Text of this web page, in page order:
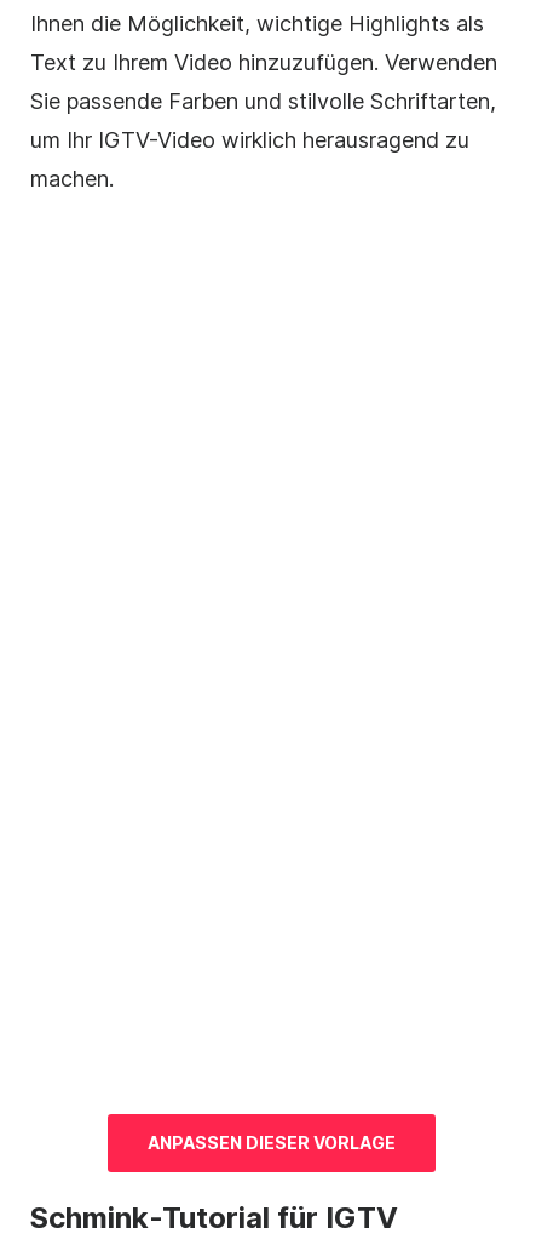
Ihnen die Möglichkeit, wichtige Highlights als
Text zu Ihrem Video hinzuzufügen. Verwenden
Sie passende Farben und stilvolle Schriftarten,
um Ihr IGTV-Video wirklich herausragend zu
machen.
ANPASSEN DIESER VORLAGE
Schmink-Tutorial für IGTV